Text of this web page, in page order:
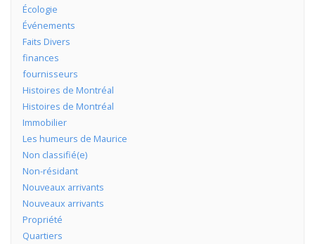
Écologie
Événements
Faits Divers
finances
fournisseurs
Histoires de Montréal
Histoires de Montréal
Immobilier
Les humeurs de Maurice
Non classifié(e)
Non-résidant
Nouveaux arrivants
Nouveaux arrivants
Propriété
Quartiers